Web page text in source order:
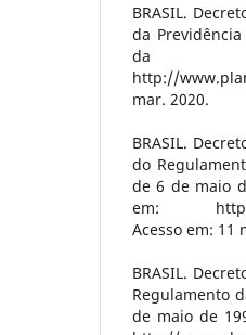
BRASIL.
da
da
http://
mar. 2020.
BRASIL.
do
de 6 de maio
em: http://
Acesso em: 11
BRASIL.
Regulamento
de maio de